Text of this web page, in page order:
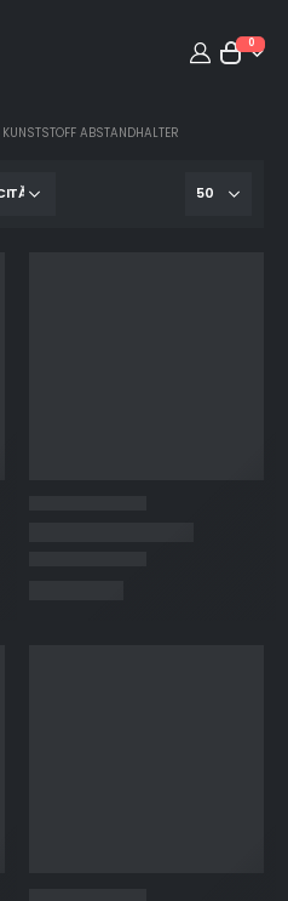
0
KUNSTSTOFF ABSTANDHALTER